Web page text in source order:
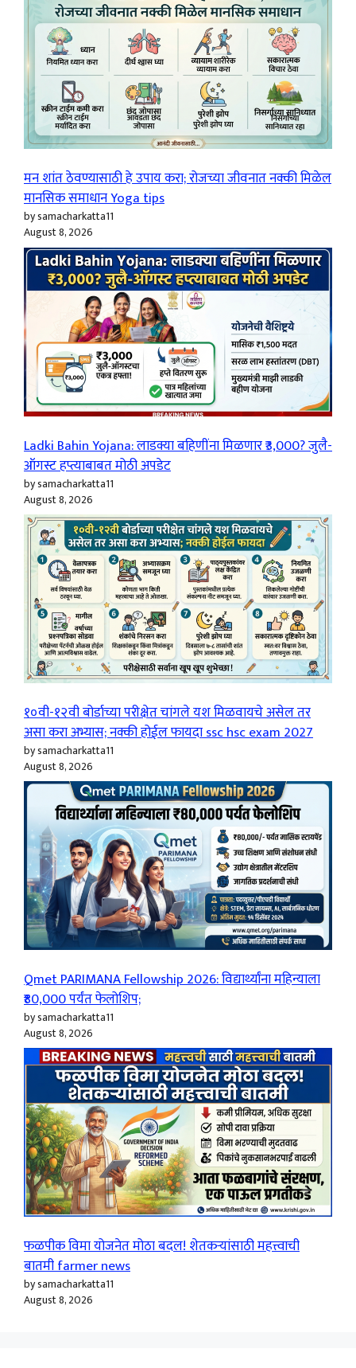
मन शांत ठेवण्यासाठी हे उपाय करा; रोजच्या जीवनात नक्की मिळेल
मानसिक समाधान Yoga tips
by samacharkatta11
August 8, 2026
Ladki Bahin Yojana: लाडक्या बहिणींना मिळणार ₹3,000? जुलै-
ऑगस्ट हप्त्याबाबत मोठी अपडेट
by samacharkatta11
August 8, 2026
१०वी-१२वी बोर्डाच्या परीक्षेत चांगले यश मिळवायचे असेल तर
असा करा अभ्यास; नक्की होईल फायदा ssc hsc exam 2027
by samacharkatta11
August 8, 2026
Qmet PARIMANA Fellowship 2026: विद्यार्थ्यांना महिन्याला
₹80,000 पर्यंत फेलोशिप;
by samacharkatta11
August 8, 2026
फळपीक विमा योजनेत मोठा बदल! शेतकऱ्यांसाठी महत्त्वाची
बातमी farmer news
by samacharkatta11
August 8, 2026